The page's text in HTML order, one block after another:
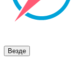
Везде